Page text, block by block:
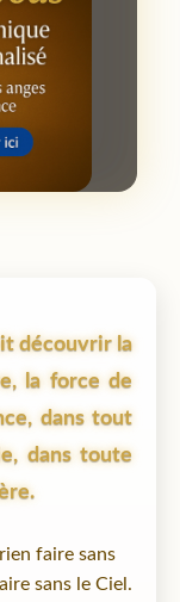
découvrir la
la force de
dans tout
dans toute
faire sans
sans le Ciel.